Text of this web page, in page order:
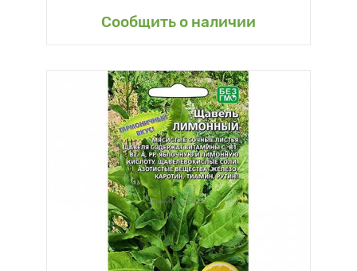
Сообщить о наличии